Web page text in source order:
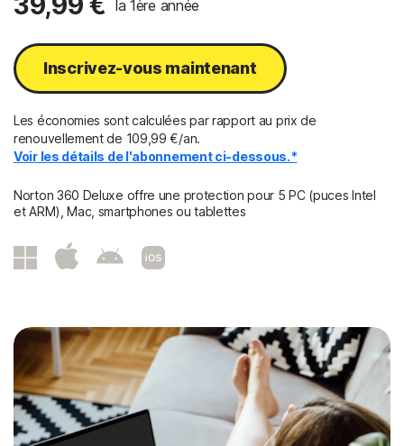
la 1ère année
Inscrivez-vous maintenant
Les économies sont calculées par rapport au prix de
renouvellement de 109,99 €/an.
Voir les détails de l'abonnement ci-dessous.*
Norton 360 Deluxe offre une protection pour 5 PC (puces Intel
et ARM), Mac, smartphones ou tablettes